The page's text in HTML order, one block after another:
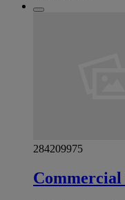
284209975